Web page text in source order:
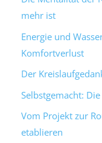
mehr ist
Energie und
Komfortverlust
Der
Selbstgemacht:
Vom Projekt zur
etablieren